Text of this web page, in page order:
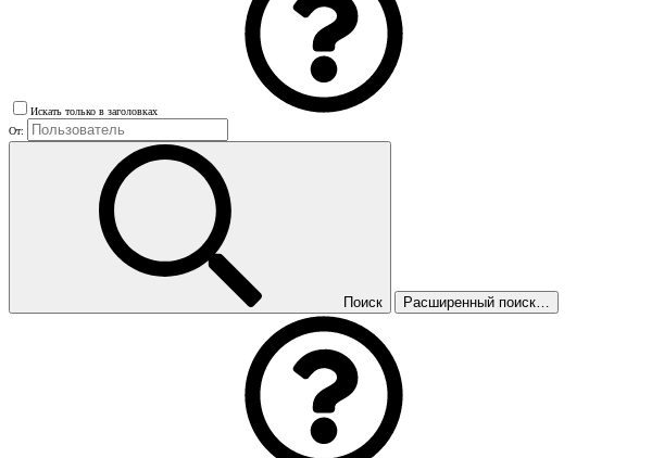
Искать только в заголовках
От:
Поиск Расширенный поиск…